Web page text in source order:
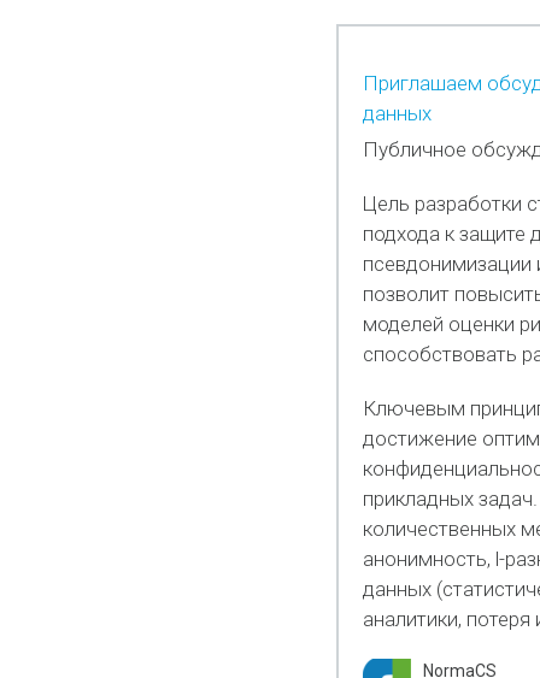
Приглашаем
данных
Публичное
Цель разработки
подхода к защите
псевдонимизации
позволит
моделей оценки
способствовать
Ключевым
достижение
прикладных
количественных
анонимность, l-
данных
аналитики,
NormaCS